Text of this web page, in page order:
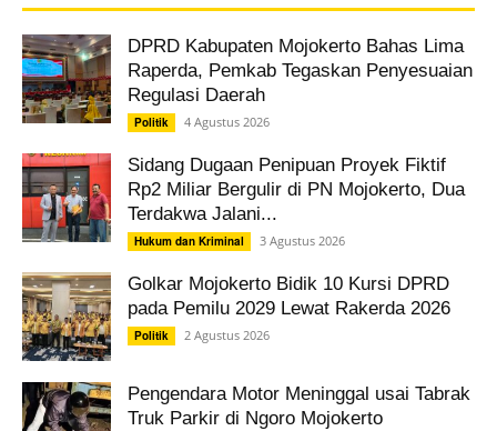
DPRD Kabupaten Mojokerto Bahas Lima
Raperda, Pemkab Tegaskan Penyesuaian
Regulasi Daerah
Politik 4 Agustus 2026
Sidang Dugaan Penipuan Proyek Fiktif
Rp2 Miliar Bergulir di PN Mojokerto, Dua
Terdakwa Jalani...
Hukum dan Kriminal 3 Agustus 2026
Golkar Mojokerto Bidik 10 Kursi DPRD
pada Pemilu 2029 Lewat Rakerda 2026
Politik 2 Agustus 2026
Pengendara Motor Meninggal usai Tabrak
Truk Parkir di Ngoro Mojokerto